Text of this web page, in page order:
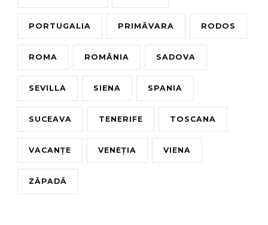
PORTUGALIA PRIMĂVARA RODOS
ROMA ROMÂNIA SADOVA
SEVILLA SIENA SPANIA
SUCEAVA TENERIFE TOSCANA
VACANȚE VENEȚIA VIENA
ZĂPADĂ